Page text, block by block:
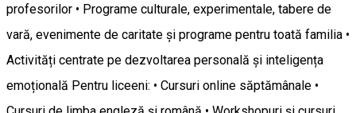
profesorilor • Programe culturale, experimentale, tabere de
vară, evenimente de caritate și programe pentru toată familia •
Activități centrate pe dezvoltarea personală și inteligența
emoțională Pentru liceeni: • Cursuri online săptămânale •